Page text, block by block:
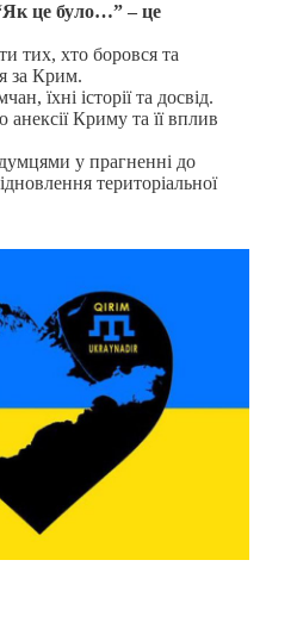
це було…” – це
тих, хто боровся та
за Крим.
їхні історії та досвід.
Криму та її вплив
у прагненні до
територіальної